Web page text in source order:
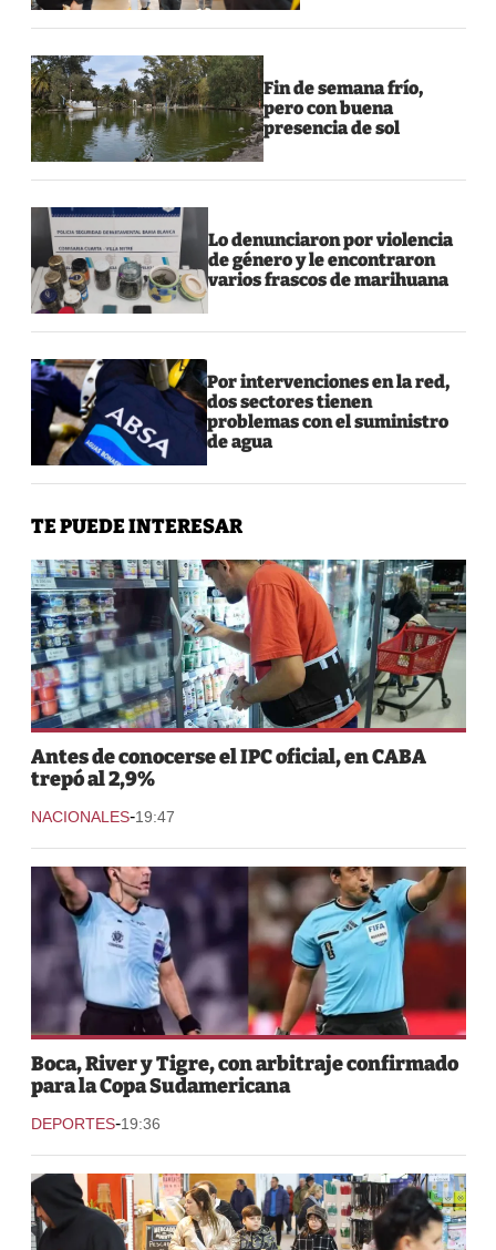
Fin de semana frío,
pero con buena
presencia de sol
Lo denunciaron por violencia
de género y le encontraron
varios frascos de marihuana
Por intervenciones en la red,
dos sectores tienen
problemas con el suministro
de agua
TE PUEDE INTERESAR
Antes de conocerse el IPC oficial, en CABA
trepó al 2,9%
NACIONALES-19:47
Boca, River y Tigre, con arbitraje confirmado
para la Copa Sudamericana
DEPORTES-19:36